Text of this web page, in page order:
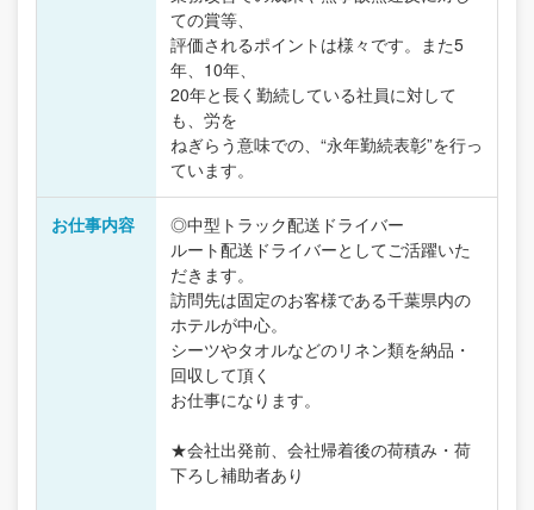
ての賞等、
評価されるポイントは様々です。また5
年、10年、
20年と長く勤続している社員に対して
も、労を
ねぎらう意味での、“永年勤続表彰”を行っ
ています。
お仕事内容
◎中型トラック配送ドライバー
ルート配送ドライバーとしてご活躍いた
だきます。
訪問先は固定のお客様である千葉県内の
ホテルが中心。
シーツやタオルなどのリネン類を納品・
回収して頂く
お仕事になります。
★会社出発前、会社帰着後の荷積み・荷
下ろし補助者あり